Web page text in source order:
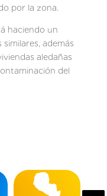
por la zona.
haciendo un
además
aledañas
del